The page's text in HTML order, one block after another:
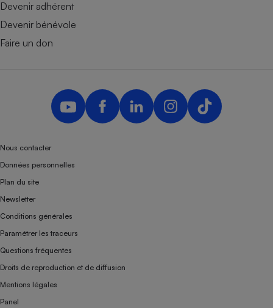
Devenir adhérent
Devenir bénévole
Faire un don
Nous contacter
Données personnelles
Plan du site
Newsletter
Conditions générales
Paramétrer les traceurs
Questions fréquentes
Droits de reproduction et de diffusion
Mentions légales
Panel